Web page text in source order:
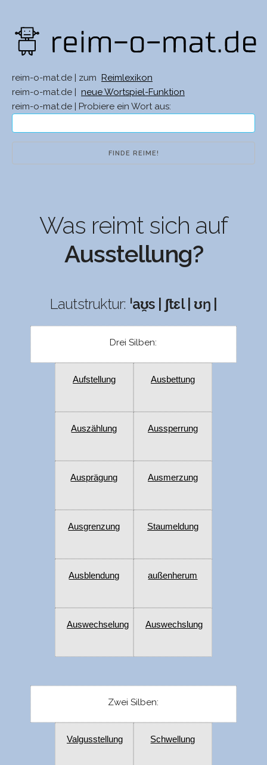
reim-o-mat.de | zum
Reimlexikon
reim-o-mat.de |
neue Wortspiel-Funktion
reim-o-mat.de | Probiere ein Wort aus:
Was reimt sich auf
Ausstellung?
Lautstruktur: ˈaʊ̯s | ʃtɛl | ʊŋ |
Drei Silben:
Aufstellung Ausbettung
Auszählung Aussperrung
Ausprägung Ausmerzung
Ausgrenzung Staumeldung
Ausblendung außenherum
Auswechselung Auswechslung
Zwei Silben:
Valgusstellung Schwellung